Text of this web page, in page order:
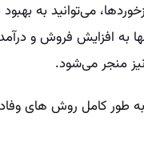
می‌توانید به
به افزایش فروش و
نیز منجر می‌شود.
به طور کامل روش های